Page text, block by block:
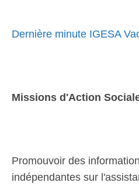
Dernière minute IGESA
Missions d'Action
Promouvoir des
indépendantes sur